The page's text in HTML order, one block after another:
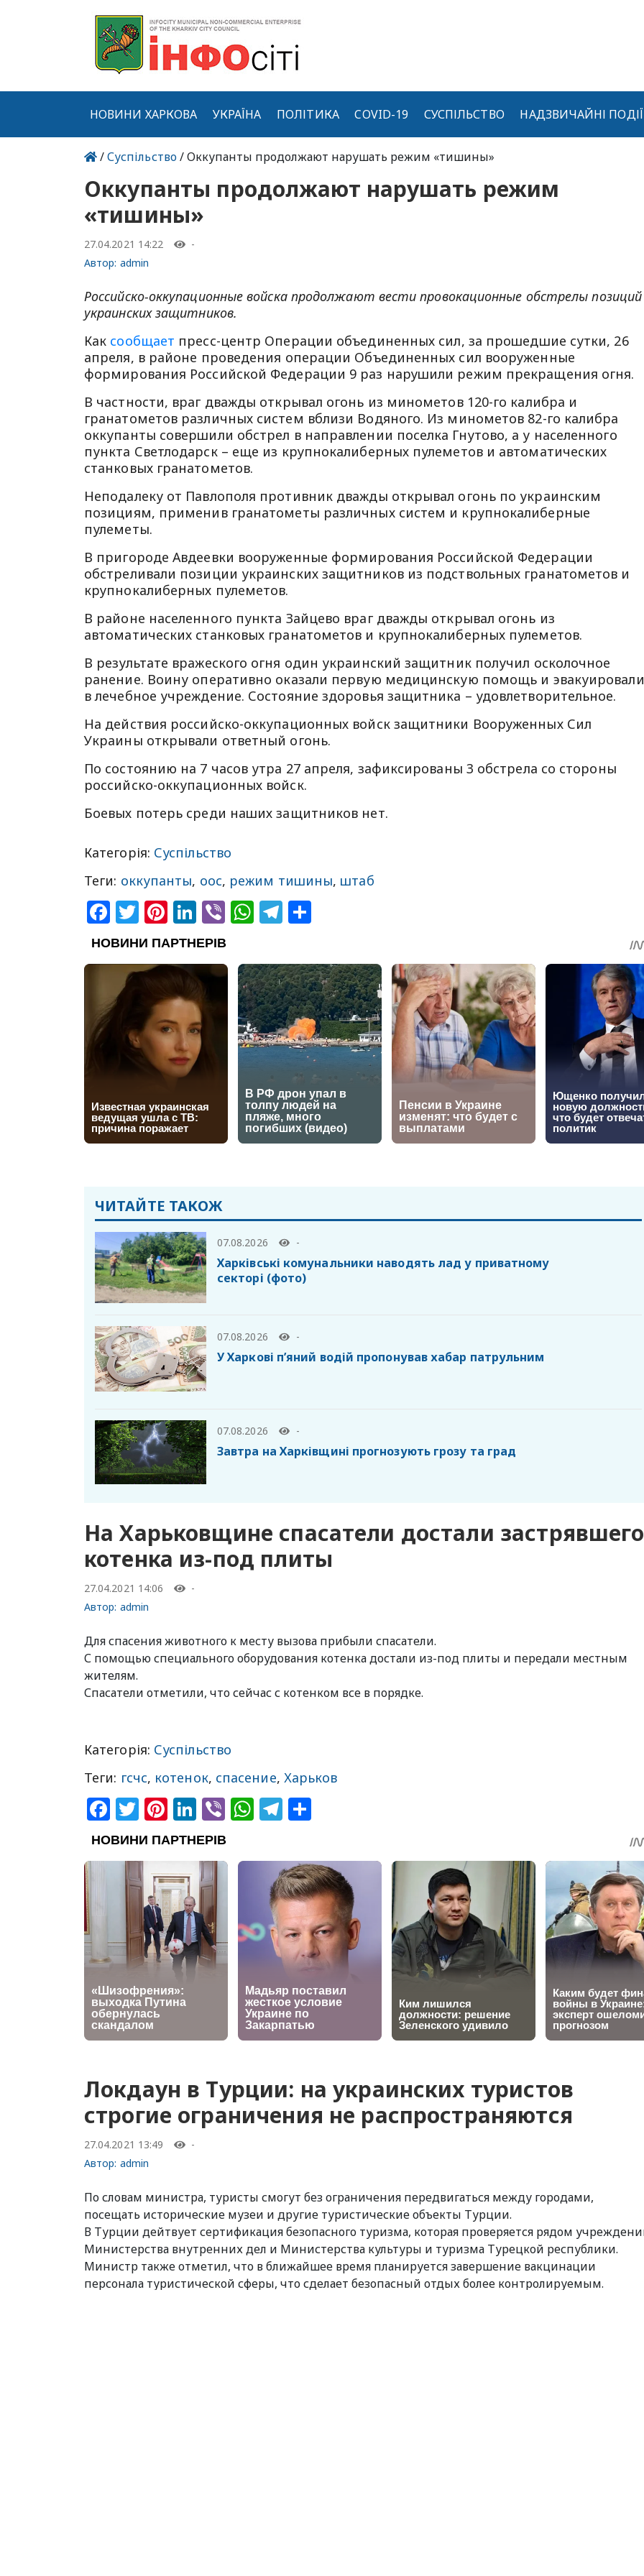
НОВИНИ ХАРКОВА УКРАЇНА ПОЛІТИКА COVID-19 СУСПІЛЬСТВО НАДЗВИЧАЙНІ ПОДІЇ
/Суспільство/ Оккупанты продолжают нарушать режим «тишины»
Оккупанты продолжают нарушать режим
«тишины»
27.04.2021 14:22
-
Автор: admin
Российско-оккупационные войска продолжают вести провокационные обстрелы позиций
украинских защитников.
Как сообщает пресс-центр Операции объединенных сил, за прошедшие сутки, 26
апреля, в районе проведения операции Объединенных сил вооруженные
формирования Российской Федерации 9 раз нарушили режим прекращения огня.
В частности, враг дважды открывал огонь из минометов 120-го калибра и
гранатометов различных систем вблизи Водяного. Из минометов 82-го калибра
оккупанты совершили обстрел в направлении поселка Гнутово, а у населенного
пункта Светлодарск – еще из крупнокалиберных пулеметов и автоматических
станковых гранатометов.
Неподалеку от Павлополя противник дважды открывал огонь по украинским
позициям, применив гранатометы различных систем и крупнокалиберные
пулеметы.
В пригороде Авдеевки вооруженные формирования Российской Федерации
обстреливали позиции украинских защитников из подствольных гранатометов и
крупнокалиберных пулеметов.
В районе населенного пункта Зайцево враг дважды открывал огонь из
автоматических станковых гранатометов и крупнокалиберных пулеметов.
В результате вражеского огня один украинский защитник получил осколочное
ранение. Воину оперативно оказали первую медицинскую помощь и эвакуировали
в лечебное учреждение. Состояние здоровья защитника – удовлетворительное.
На действия российско-оккупационных войск защитники Вооруженных Сил
Украины открывали ответный огонь.
По состоянию на 7 часов утра 27 апреля, зафиксированы 3 обстрела со стороны
российско-оккупационных войск.
Боевых потерь среди наших защитников нет.
Категорія: Суспільство
Теги: оккупанты, оос, режим тишины, штаб
Facebook
Twitter
Pinterest
LinkedIn
ViberWhatsApp
Telegram
ЧИТАЙТЕ ТАКОЖ
07.08.2026 -
Харківські комунальники наводять лад у приватному
секторі (фото)
07.08.2026 -
У Харкові п’яний водій пропонував хабар патрульним
07.08.2026 -
Завтра на Харківщині прогнозують грозу та град
На Харьковщине спасатели достали застрявшего
котенка из-под плиты
27.04.2021 14:06
-
Автор: admin
Для спасения животного к месту вызова прибыли спасатели.
С помощью специального оборудования котенка достали из-под плиты и передали местным
жителям.
Спасатели отметили, что сейчас с котенком все в порядке.
Категорія: Суспільство
Теги: гсчс, котенок, спасение, Харьков
Facebook
Twitter
Pinterest
LinkedIn
ViberWhatsApp
Telegram
Локдаун в Турции: на украинских туристов
строгие ограничения не распространяются
27.04.2021 13:49
-
Автор: admin
По словам министра, туристы смогут без ограничения передвигаться между городами,
посещать исторические музеи и другие туристические объекты Турции.
В Турции дейтвует сертификация безопасного туризма, которая проверяется рядом
Министерства внутренних дел и Министерства культуры и туризма Турецкой республики.
Министр также отметил, что в ближайшее время планируется завершение вакцинации
персонала туристической сферы, что сделает безопасный отдых более контролируемым.